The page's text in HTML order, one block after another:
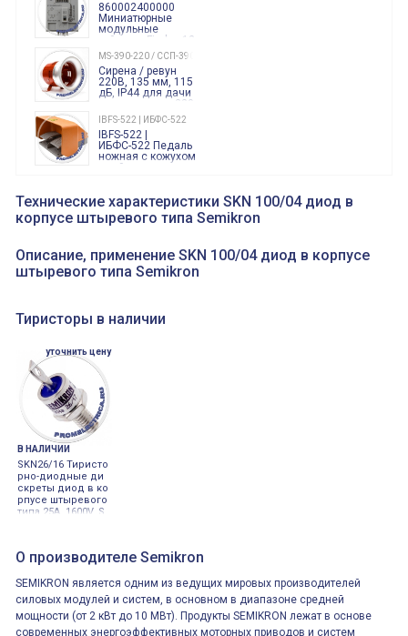
860002400000
Миниатюрные
модульные
таймеры Finder, 12-
240 Вольт AC/DC
Finder
86.00.0.240.0000
MS-390-220 / ССП-390 220В
Сирена / ревун
220В, 135 мм, 115
дБ, IP44 для дачи
производства 220
Вольт звук ситены
"пожарная
тревога"
IBFS-522 | ИБФС-522
IBFS-522 |
ИБФС-522 Педаль
ножная с кожухом
двойная,
15Ампер 250В
XVR13M05L
Маячок
вращающийся
ВКН8108
Концевой
алюминиевый
регулируемый
800202300000С
реле времени
0.1cек.-10 дней, 10
функций/режимов
Технические характеристики SKN 100/04 диод в
корпусе штыревого типа Semikron
Описание, применение SKN 100/04 диод в корпусе
штыревого типа Semikron
Тиристоры в наличии
уточнить цену
В НАЛИЧИИ
SKN26/16 Тиристо
рно-диодные ди
скреты диод в ко
рпусе штыревого
типа 25A 1600V, S
О производителе Semikron
SEMIKRON является одним из ведущих мировых производителей
силовых модулей и систем, в основном в диапазоне средней
мощности (от 2 кВт до 10 МВт). Продукты SEMIKRON лежат в основе
современных энергоэффективных моторных приводов и систем